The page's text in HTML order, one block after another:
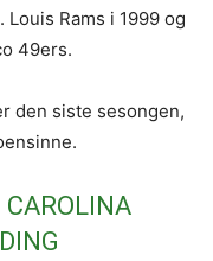
Rams i 1999 og
49ers.
den siste sesongen,
CAROLINA